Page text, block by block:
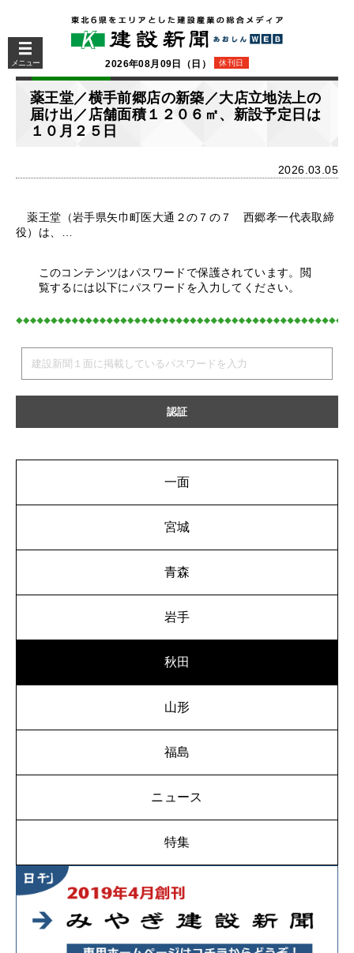
メニュー 2026年08月09日（日） 休刊日
薬王堂／横手前郷店の新築／大店立地法上の
届け出／店舗面積１２０６㎡、新設予定日は
１０月２５日
2026.03.05
薬王堂（岩手県矢巾町医大通２の７の７ 西郷孝一代表取締
役）は、…
このコンテンツはパスワードで保護されています。閲
覧するには以下にパスワードを入力してください。
一面
宮城
青森
岩手
秋田
山形
福島
ニュース
特集